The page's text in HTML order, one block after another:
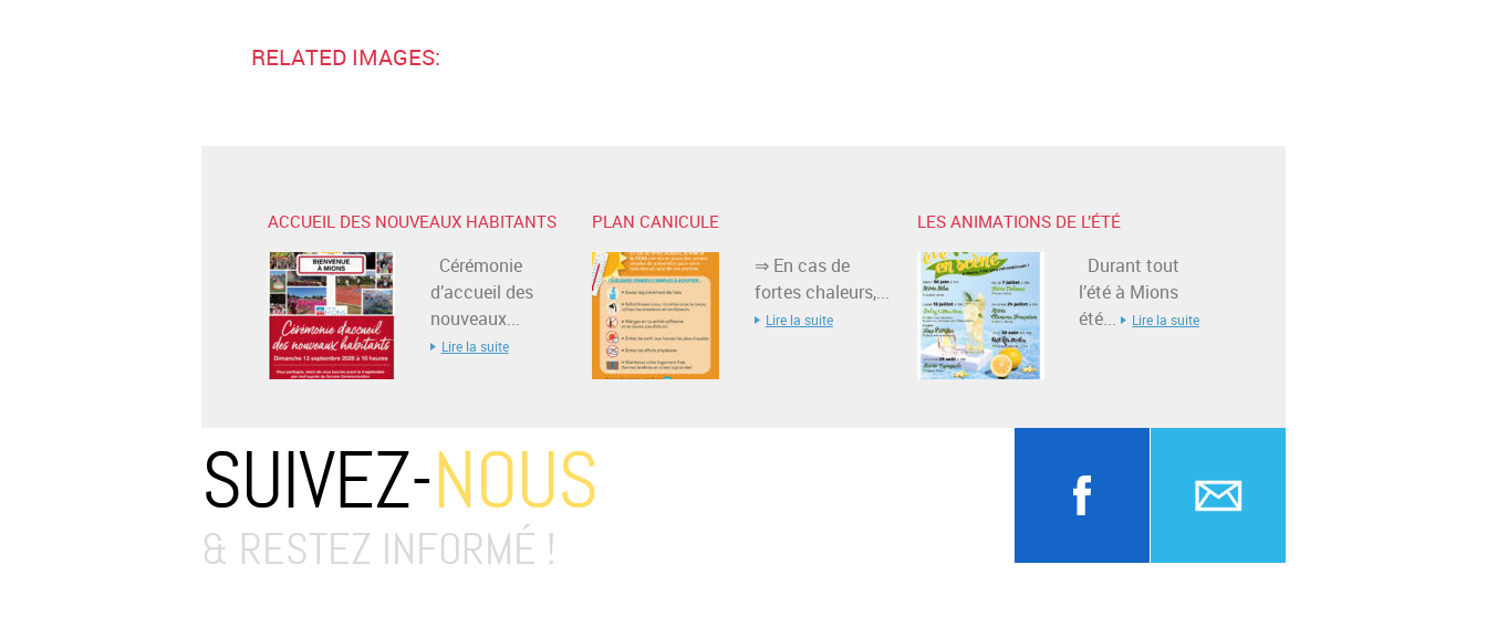
RELATED IMAGES:
ACCUEIL DES NOUVEAUX HABITANTS
Cérémonie
d’accueil des
nouveaux...
Lire la suite
PLAN CANICULE
⇒ En cas de
fortes chaleurs,...
Lire la suite
LES ANIMATIONS DE L’ÉTÉ
Durant tout
l’été à Mions
été...
Lire la suite
SUIVEZ-NOUS
& RESTEZ INFORMÉ !